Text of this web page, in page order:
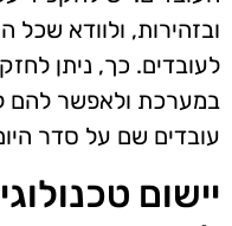
ובזהירות, ולוודא שכל
לעובדים. כך, ניתן
במערכת ולאפשר להם
עובדים שם על סדר
יישום